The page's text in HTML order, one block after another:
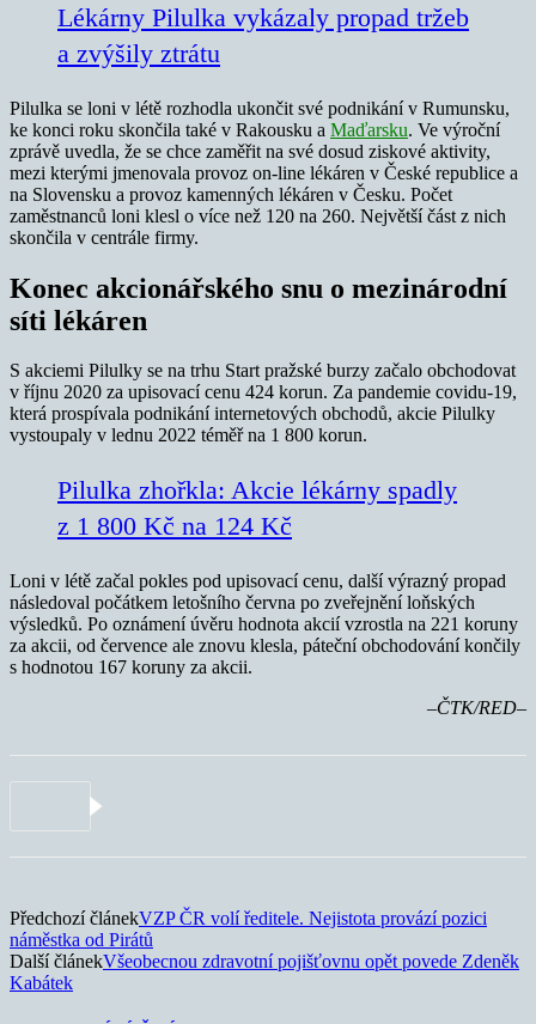
Lékárny Pilulka vykázaly propad tržeb
a zvýšily ztrátu
Pilulka se loni v létě rozhodla ukončit své podnikání v Rumunsku,
ke konci roku skončila také v Rakousku a Maďarsku. Ve výroční
zprávě uvedla, že se chce zaměřit na své dosud ziskové aktivity,
mezi kterými jmenovala provoz on-line lékáren v České republice a
na Slovensku a provoz kamenných lékáren v Česku. Počet
zaměstnanců loni klesl o více než 120 na 260. Největší část z nich
skončila v centrále firmy.
Konec akcionářského snu o mezinárodní
síti lékáren
S akciemi Pilulky se na trhu Start pražské burzy začalo obchodovat
v říjnu 2020 za upisovací cenu 424 korun. Za pandemie covidu-19,
která prospívala podnikání internetových obchodů, akcie Pilulky
vystoupaly v lednu 2022 téměř na 1 800 korun.
Pilulka zhořkla: Akcie lékárny spadly
z 1 800 Kč na 124 Kč
Loni v létě začal pokles pod upisovací cenu, další výrazný propad
následoval počátkem letošního června po zveřejnění loňských
výsledků. Po oznámení úvěru hodnota akcií vzrostla na 221 koruny
za akcii, od července ale znovu klesla, páteční obchodování končily
s hodnotou 167 koruny za akcii.
–ČTK/RED–
Předchozí článekVZP ČR volí ředitele. Nejistota provází pozici
náměstka od Pirátů
Další článekVšeobecnou zdravotní pojišťovnu opět povede Zdeněk
Kabátek